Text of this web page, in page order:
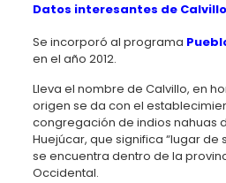
Datos interesantes de
Se incorporó al programa
en el año 2012.
Lleva el nombre de Calvillo, en
origen se da con el
congregación de indios nahuas
Huejúcar, que significa “lugar de
se encuentra dentro de la
Occidental.